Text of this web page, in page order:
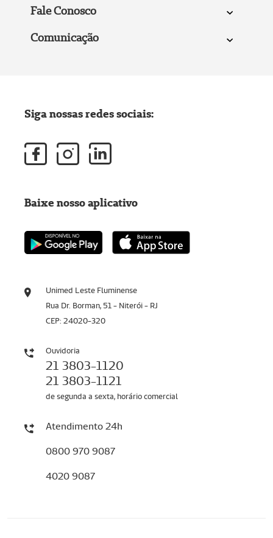
Fale Conosco
Comunicação
Unimed Leste Fluminense
Rua Dr. Borman, 51 - Niterói - RJ
CEP: 24020-320
Ouvidoria
21 3803-1120
21 3803-1121
de segunda a sexta, horário comercial
Atendimento 24h
0800 970 9087
4020 9087
Siga nossas redes sociais:
Baixe nosso aplicativo